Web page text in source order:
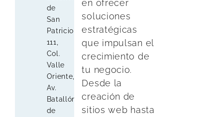
de
San
Patricio
111,
Col.
Valle
Oriente,
Av.
Batallón
de
en ofrecer
soluciones
estratégicas
que impulsan el
crecimiento de
tu negocio.
Desde la
creación de
sitios web hasta